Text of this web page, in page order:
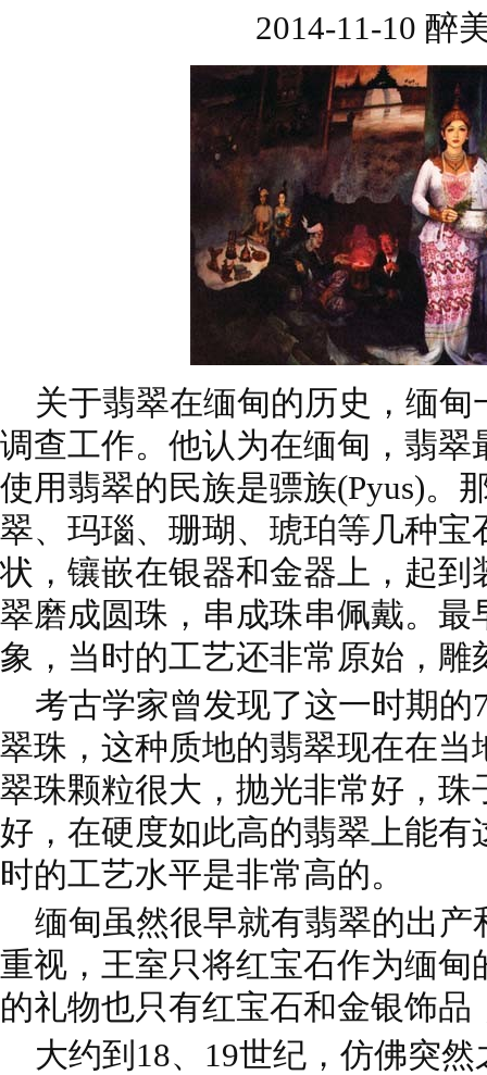
2014-11-10 醉
关于翡翠在缅甸的历史，缅甸
调查工作。他认为在缅甸，翡翠
使用翡翠的民族是骠族(Pyus)。
翠、玛瑙、珊瑚、琥珀等几种宝
状，镶嵌在银器和金器上，起到
翠磨成圆珠，串成珠串佩戴。最
象，当时的工艺还非常原始，雕
考古学家曾发现了这一时期的
翠珠，这种质地的翡翠现在在当
翠珠颗粒很大，抛光非常好，珠
好，在硬度如此高的翡翠上能
时的工艺水平是非常高的。
缅甸虽然很早就有翡翠的出产
重视，王室只将红宝石作为缅甸
的礼物也只有红宝石和金银饰品
大约到18、19世纪，仿佛突然